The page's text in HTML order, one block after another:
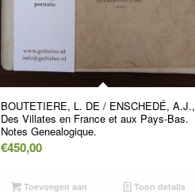
BOUTETIERE, L. DE / ENSCHEDÉ, A.J.,
Des Villates en France et aux Pays-Bas.
Notes Genealogique.
€450,00
Toevoegen aan
Toon details